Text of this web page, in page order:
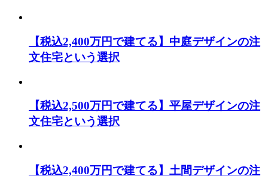
【税込2,400万円で建てる】中庭デザインの注
文住宅という選択
【税込2,500万円で建てる】平屋デザインの注
文住宅という選択
【税込2,400万円で建てる】土間デザインの注